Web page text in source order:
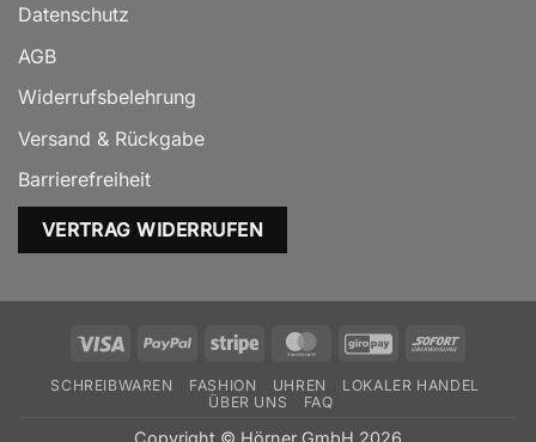
Datenschutz
AGB
Widerrufsbelehrung
Versand & Rückgabe
Barrierefreiheit
VERTRAG WIDERRUFEN
Visa PayPal Stripe MasterCardGiroPaySofort
SCHREIBWAREN FASHION UHREN
LOKALER HANDEL
ÜBER UNS
FAQ
Copyright © Hörner GmbH 2026